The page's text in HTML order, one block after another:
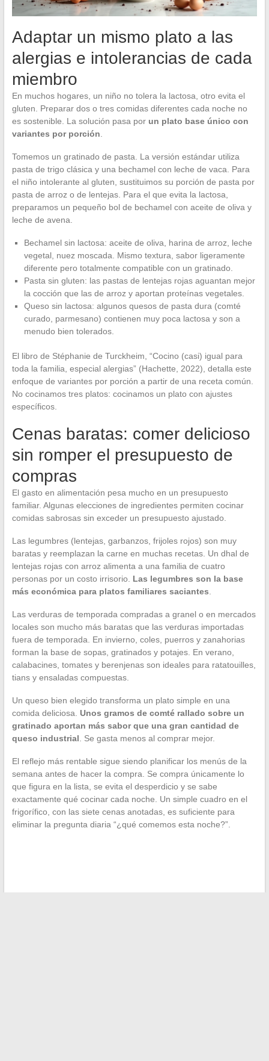
Adaptar un mismo plato a las
alergias e intolerancias de cada
miembro
En muchos hogares, un niño no tolera la lactosa, otro evita el
gluten. Preparar dos o tres comidas diferentes cada noche no
es sostenible. La solución pasa por un plato base único con
variantes por porción.
Tomemos un gratinado de pasta. La versión estándar utiliza
pasta de trigo clásica y una bechamel con leche de vaca. Para
el niño intolerante al gluten, sustituimos su porción de pasta por
pasta de arroz o de lentejas. Para el que evita la lactosa,
preparamos un pequeño bol de bechamel con aceite de oliva y
leche de avena.
Bechamel sin lactosa: aceite de oliva, harina de arroz, leche
vegetal, nuez moscada. Mismo textura, sabor ligeramente
diferente pero totalmente compatible con un gratinado.
Pasta sin gluten: las pastas de lentejas rojas aguantan mejor
la cocción que las de arroz y aportan proteínas vegetales.
Queso sin lactosa: algunos quesos de pasta dura (comté
curado, parmesano) contienen muy poca lactosa y son a
menudo bien tolerados.
El libro de Stéphanie de Turckheim, “Cocino (casi) igual para
toda la familia, especial alergias” (Hachette, 2022), detalla este
enfoque de variantes por porción a partir de una receta común.
No cocinamos tres platos: cocinamos un plato con ajustes
específicos.
Cenas baratas: comer delicioso
sin romper el presupuesto de
compras
El gasto en alimentación pesa mucho en un presupuesto
familiar. Algunas elecciones de ingredientes permiten cocinar
comidas sabrosas sin exceder un presupuesto ajustado.
Las legumbres (lentejas, garbanzos, frijoles rojos) son muy
baratas y reemplazan la carne en muchas recetas. Un dhal de
lentejas rojas con arroz alimenta a una familia de cuatro
personas por un costo irrisorio. Las legumbres son la base
más económica para platos familiares saciantes.
Las verduras de temporada compradas a granel o en mercados
locales son mucho más baratas que las verduras importadas
fuera de temporada. En invierno, coles, puerros y zanahorias
forman la base de sopas, gratinados y potajes. En verano,
calabacines, tomates y berenjenas son ideales para ratatouilles,
tians y ensaladas compuestas.
Un queso bien elegido transforma un plato simple en una
comida deliciosa. Unos gramos de comté rallado sobre un
gratinado aportan más sabor que una gran cantidad de
queso industrial. Se gasta menos al comprar mejor.
El reflejo más rentable sigue siendo planificar los menús de la
semana antes de hacer la compra. Se compra únicamente lo
que figura en la lista, se evita el desperdicio y se sabe
exactamente qué cocinar cada noche. Un simple cuadro en el
frigorífico, con las siete cenas anotadas, es suficiente para
eliminar la pregunta diaria “¿qué comemos esta noche?”.